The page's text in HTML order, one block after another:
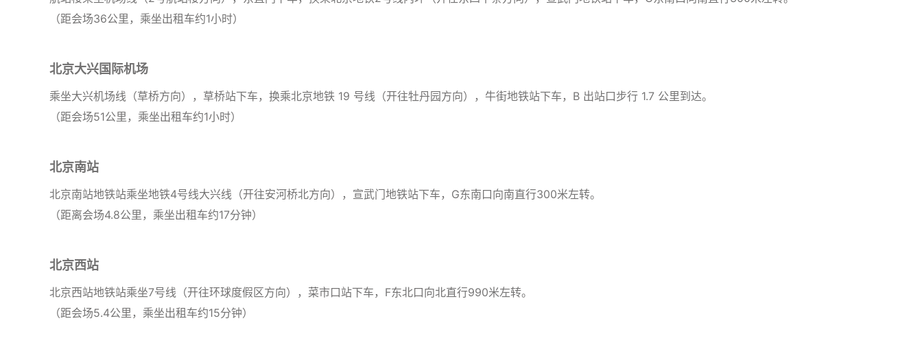
（距会场36公里，乘坐出租车约1小时）
北京大兴国际机场
乘坐大兴机场线（草桥方向），草桥站下车，换乘北京地铁 19 号线（开往牡丹园方向），牛街地铁站下车，B 出站口步行 1.7 公里到达。
（距会场51公里，乘坐出租车约1小时）
北京南站
北京南站地铁站乘坐地铁4号线大兴线（开往安河桥北方向），宣武门地铁站下车，G东南口向南直行300米左转。
（距离会场4.8公里，乘坐出租车约17分钟）
北京西站
北京西站地铁站乘坐7号线（开往环球度假区方向），菜市口站下车，F东北口向北直行990米左转。
（距会场5.4公里，乘坐出租车约15分钟）